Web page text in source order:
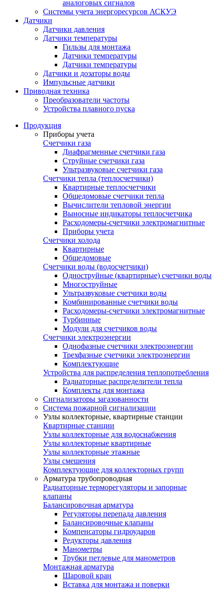
аналоговых сигналов
Системы учета энергоресурсов АСКУЭ
Датчики
Датчики давления
Датчики температуры
Гильзы для монтажа
Датчики температуры
Датчики температуры
Датчики и дозаторы воды
Импульсные датчики
Приводная техника
Преобразователи частоты
Устройства плавного пуска
Продукция
Приборы учета
Счетчики газа
Диафрагменные счетчики газа
Струйные счетчики газа
Ультразвуковые счетчики газа
Счетчики тепла (теплосчетчики)
Квартирные теплосчетчики
Общедомовые счетчики тепла
Вычислители тепловой энергии
Выносные индикаторы теплосчетчика
Расходомеры-счетчики электромагнитные
Приборы учета
Счетчики холода
Квартирные
Общедомовые
Счетчики воды (водосчетчики)
Одноструйные (квартирные) счетчики воды
Многоструйные
Ультразвуковые счетчики воды
Комбинированные счетчики воды
Расходомеры-счетчики электромагнитные
Турбинные
Модули для счетчиков воды
Счетчики электроэнергии
Однофазные счетчики электроэнергии
Трехфазные счетчики электроэнергии
Комплектующие
Устройства для распределения теплопотребления
Радиаторные распределители тепла
Комплекты для монтажа
Сигнализаторы загазованности
Система пожарной сигнализации
Узлы коллекторные, квартирные станции
Квартирные станции
Узлы коллекторные для водоснабжения
Узлы коллекторные квартирные
Узлы коллекторные этажные
Узлы смешения
Комплектующие для коллекторных групп
Арматура трубопроводная
Радиаторные терморегуляторы и запорные
клапаны
Балансировочная арматура
Регуляторы перепада давления
Балансировочные клапаны
Компенсаторы гидроударов
Редукторы давления
Манометры
Трубки петлевые для манометров
Монтажная арматура
Шаровой кран
Вставка для монтажа и поверки